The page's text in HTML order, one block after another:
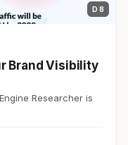
D 8
Brand Visibility
Researcher is